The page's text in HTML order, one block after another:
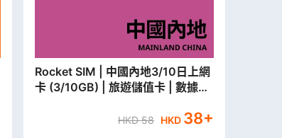
Rocket SIM | 中國內地3/10日上網
卡 (3/10GB) | 旅遊儲值卡 | 數據卡
HKD58 HKD 38+